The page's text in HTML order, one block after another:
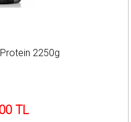
2250g
TL